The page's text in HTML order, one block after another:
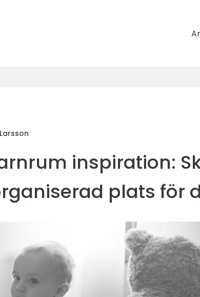
inspiration:
plats för